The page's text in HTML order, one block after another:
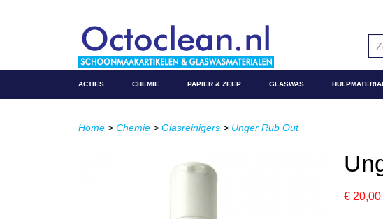
ACTIES CHEMIE PAPIER & ZEEP GLASWAS
Home > Chemie > Glasreinigers > Unger Rub Out
€ 20,00